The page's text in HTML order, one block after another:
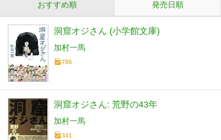
おすすめ順 発売日順
洞窟オジさん (小学館文庫)
加村一馬
786
洞窟オジさん: 荒野の43年
加村一馬
341